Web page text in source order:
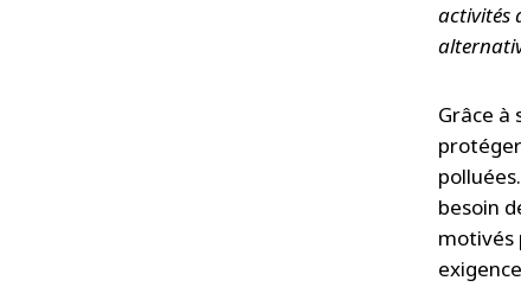
activités
Grâce à
besoin
motivés